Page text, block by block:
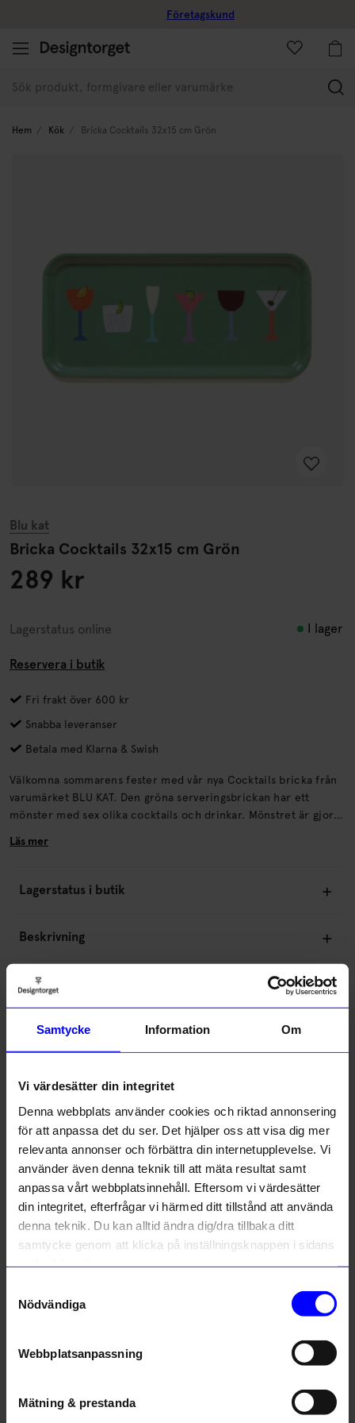
Samtycke Information Om
Vi värdesätter din integritet
Denna webbplats använder cookies och riktad annonsering
för att anpassa det du ser. Det hjälper oss att visa dig mer
relevanta annonser och förbättra din internetupplevelse. Vi
använder även denna teknik till att mäta resultat samt
anpassa vårt webbplatsinnehåll. Eftersom vi värdesätter
din integritet, efterfrågar vi härmed ditt tillstånd att använda
denna teknik. Du kan alltid ändra dig/dra tillbaka ditt
samtycke genom att klicka på inställningsknappen i sidans
Nödvändiga
Webbplatsanpassning
Mätning & prestanda
Företagskund
Hem Kök Bricka Cocktails 32x15 cm Grön
Blu kat
Bricka Cocktails 32x15 cm Grön
289 kr
Lagerstatus online I lager
Reservera i butik
Fri frakt över 600 kr
Snabba leveranser
Betala med Klarna & Swish
Välkomna sommarens fester med vår nya Cocktails bricka från
varumärket BLU KAT. Den gröna serveringsbrickan har ett
mönster med sex olika cocktails och drinkar. Mönstret är gjort
känsla.
Läs mer
Lagerstatus i butik
Beskrivning
Information
Om tillverkaren
Unikt hos oss
Created By Designtorget
I lager
Unikt hos oss
Bricka Virvla 20x27 cm svart/vit
Andra köpte även
10% rabatt på
ditt första köp
först med att få nyheter, inspiration
Som tack får du
första köp.